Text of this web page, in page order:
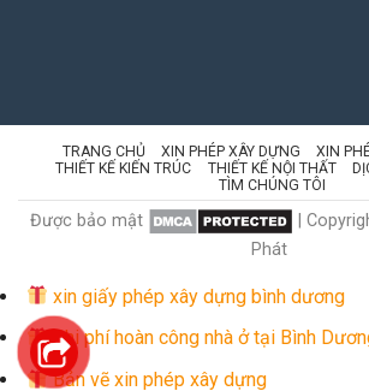
TRANG CHỦ XIN PHÉP XÂY DỰNG
XIN
THIẾT KẾ KIẾN TRÚC
THIẾT KẾ NỘI THẤT
TÌM CHÚNG TÔI
Được bảo mật
|
Phát
xin giấy phép xây dựng bình dương
Chi phí hoàn công nhà ở tại Bình
Bản vẽ xin phép xây dựng